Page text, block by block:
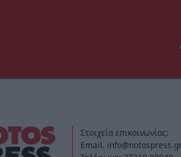
Στοιχεία επικοινωνίας:
Email.